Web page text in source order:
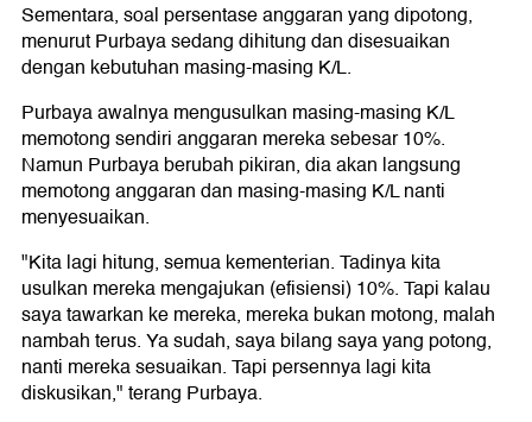
Sementara, soal persentase anggaran yang dipotong,
menurut Purbaya sedang dihitung dan disesuaikan
dengan kebutuhan masing-masing K/L.
Purbaya awalnya mengusulkan masing-masing K/L
memotong sendiri anggaran mereka sebesar 10%.
Namun Purbaya berubah pikiran, dia akan langsung
memotong anggaran dan masing-masing K/L nanti
menyesuaikan.
"Kita lagi hitung, semua kementerian. Tadinya kita
usulkan mereka mengajukan (efisiensi) 10%. Tapi kalau
saya tawarkan ke mereka, mereka bukan motong, malah
nambah terus. Ya sudah, saya bilang saya yang potong,
nanti mereka sesuaikan. Tapi persennya lagi kita
diskusikan," terang Purbaya.